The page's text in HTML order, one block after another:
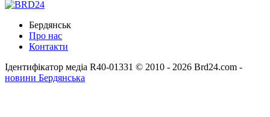
Бердянськ
Про нас
Контакти
Ідентифікатор медіа R40-01331 © 2010 - 2026 Brd24.com -
новини Бердянська